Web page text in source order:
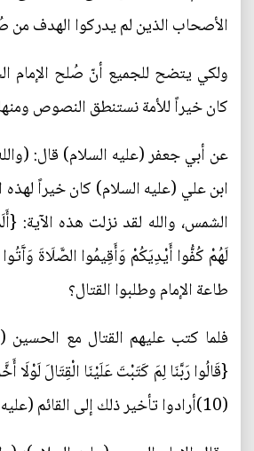
الأصحاب الذين لم يدركوا الهدف من
ولكي يتضح للجميع أنّ صُلح الإمام
كان خيراً للأمة نستنطق النصوص
عن أبي جعفر (عليه السلام) قال:
ابن علي (عليه السلام) كان خيراً لهذه
الشمس، والله لقد نزلت هذه الآية:
طاعة الإمام وطلبوا القتال؟
فلما كتب عليهم القتال مع الحسين
{قَالُوا رَبَّنَا لِمَ كَتَبْتَ عَلَيْنَا الْقِتَالَ
(10)أرادوا تأخير ذلك إلى القائم (عليه السلام) (11).